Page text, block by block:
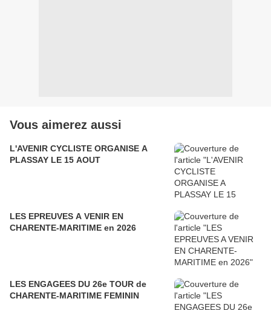
Vous aimerez aussi
L'AVENIR CYCLISTE ORGANISE A
PLASSAY LE 15 AOUT
LES EPREUVES A VENIR EN
CHARENTE-MARITIME en 2026
LES ENGAGEES DU 26e TOUR de
CHARENTE-MARITIME FEMININ